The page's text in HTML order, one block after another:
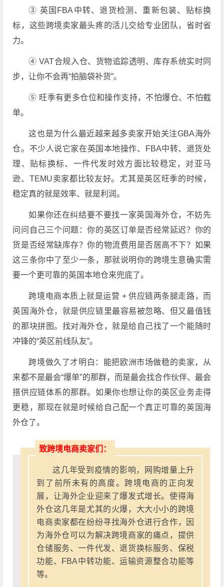
③ 英国FBA中转、退货检测、重新包装、贴标换
标，这些跨境卖家最头疼的活儿交给专业团队，省时省
力。
④ VAT合规入仓、货物追踪透明、库存系统实时同
步，让你不会再“拍脑袋补货”。
⑤ 旺季有更多仓位和操作支持，不怕爆仓、不怕截
单。
这也是为什么最近越来越多卖家开始关注GBA海外
仓。不少人说它家在英国本地操作、FBA中转、退货处
理、贴标换标、一件代发时效方面比较稳定，对亚马
逊、TEMU卖家都比较友好。尤其是英区旺季的时候，
稳定真的就是效率、就是利润。
如果你还在纠结要不要找一家英国海外仓，不妨先
问问自己三个问题：你的英区订单是否经常延迟？你的
货是否经常缺库存？你的物流费用是否居高不下？如果
这三条你中了至少一条，那就说明你的跨境生意确实需
要一个更可靠的英国本地仓来兜底了。
跨境电商本质上就是运营 + 供应链两条腿走路，而
英国海外仓，就是供应链里最容易被忽略、但又最值钱
的那块拼图。找对海外仓，就是给自己找了一个能随时
冲锋的“英区前线队友”。
跨境做久了才明白：能把欧洲市场做稳的卖家，从
来都不是最会“爆单”的那群，而是最会找合作伙伴、最会
搭供应链体系的那群。如果你也想让你的英区业务走得
更稳，那现在就是时候给自己配一个真正可靠的英国海
外仓了。
致跨境电商卖家们：
这几年受到疫情的影响，网购增量上升
到了前所未有的高度。跨境电商的正向发
展，让海外企业迎来了爆发式增长。使得海
外仓这几年是尤其的火爆，大大小小的跨境
电商卖家都在纷纷寻找海外仓进行合作，因
为海外仓可以为解决跨境商家的痛点，提供
仓储服务、一件代发、退货换标服务、保税
功能、FBA中转功能、运输资源整合功能等
等。